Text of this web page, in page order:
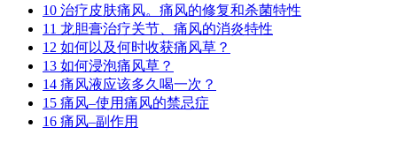
10 治疗皮肤痛风。痛风的修复和杀菌特性
11 龙胆膏治疗关节、痛风的消炎特性
12 如何以及何时收获痛风草？
13 如何浸泡痛风草？
14 痛风液应该多久喝一次？
15 痛风–使用痛风的禁忌症
16 痛风–副作用